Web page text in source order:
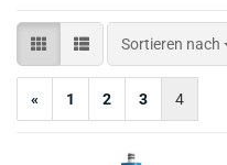
Sortieren nach
Sortieren nach
« 1 2 3 4